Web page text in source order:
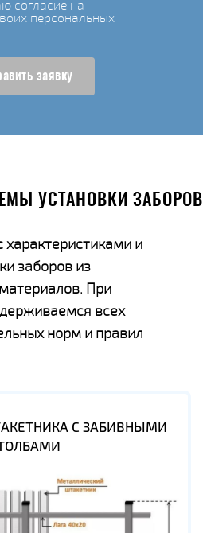
согласие на
персональных
заявку
УСТАНОВКИ ЗАБОРОВ
характеристиками и
заборов из
При
всех
норм и правил
С ЗАБИВНЫМИ